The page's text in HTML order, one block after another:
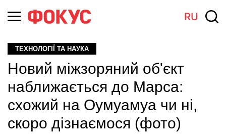
RU
ТЕХНОЛОГІЇ ТА НАУКА
Новий міжзоряний об'єкт
наближається до Марса:
схожий на Оумуамуа чи ні,
скоро дізнаємося (фото)